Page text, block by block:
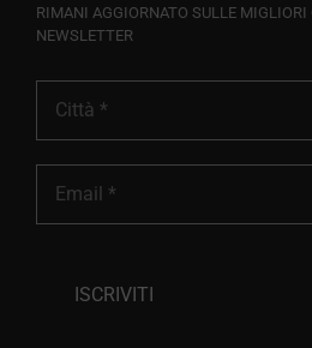
RIMANI AGGIORNATO SULLE
NEWSLETTER